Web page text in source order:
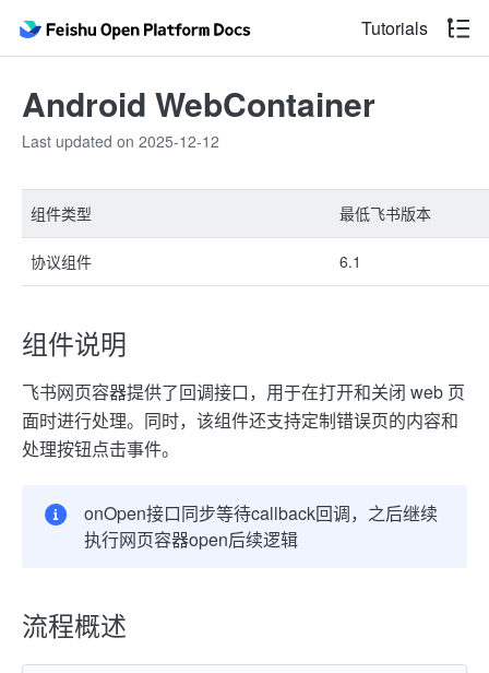
Tutorials
Android WebContainer
Last updated on 2025-12-12
组件类型 最低飞书版本
协议组件 6.1
组件说明
飞书网页容器提供了回调接口，用于在打开和关闭 web 页
面时进行处理。同时，该组件还支持定制错误页的内容和
处理按钮点击事件。
onOpen接口同步等待callback回调，之后继续
执行网页容器open后续逻辑
流程概述